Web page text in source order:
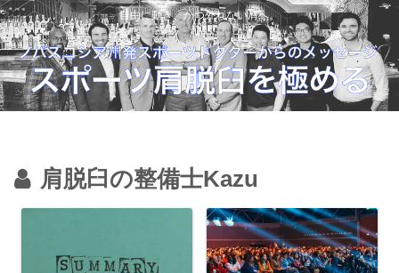
自由に動き、かつ外れない肩へ。
肩脱臼の整備士Kazu